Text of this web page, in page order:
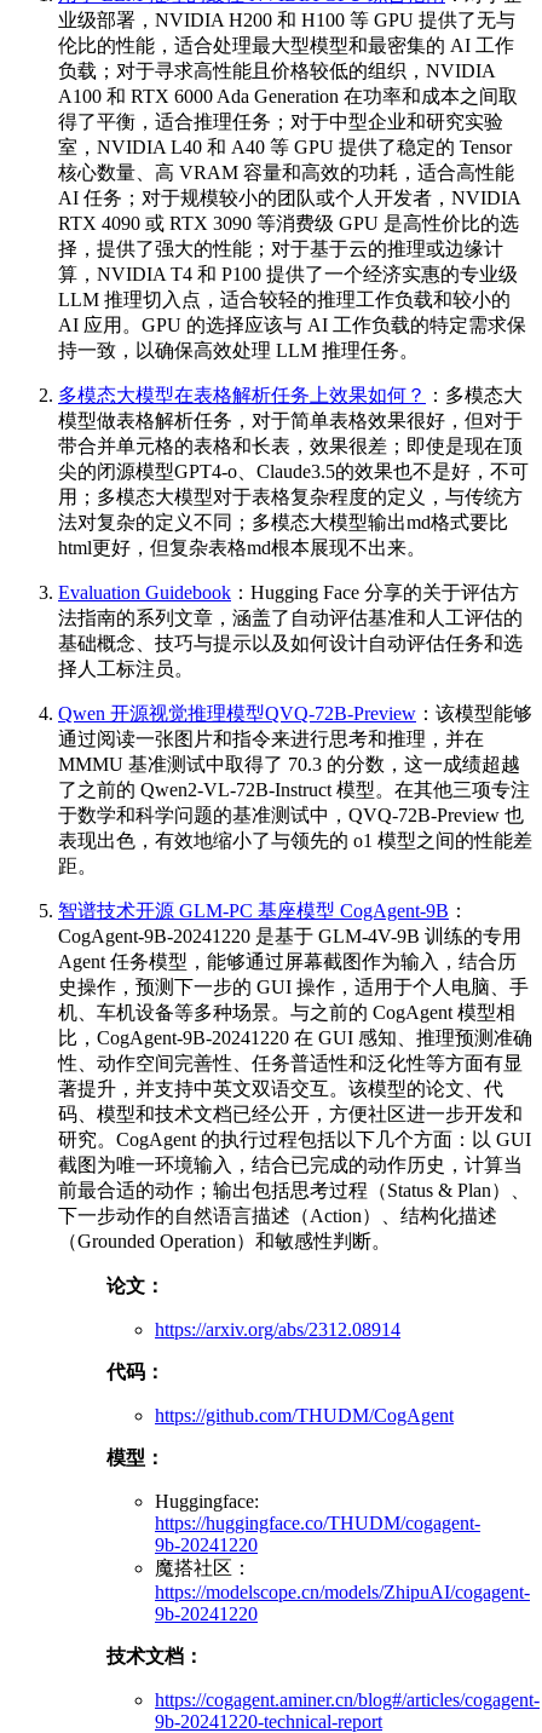
业级部署，NVIDIA H200 和 H100 等 GPU 提供了无与
伦比的性能，适合处理最大型模型和最密集的 AI 工作
负载；对于寻求高性能且价格较低的组织，NVIDIA
A100 和 RTX 6000 Ada Generation 在功率和成本之间取
得了平衡，适合推理任务；对于中型企业和研究实验
室，NVIDIA L40 和 A40 等 GPU 提供了稳定的 Tensor
核心数量、高 VRAM 容量和高效的功耗，适合高性能
AI 任务；对于规模较小的团队或个人开发者，NVIDIA
RTX 4090 或 RTX 3090 等消费级 GPU 是高性价比的选
择，提供了强大的性能；对于基于云的推理或边缘计
算，NVIDIA T4 和 P100 提供了一个经济实惠的专业级
LLM 推理切入点，适合较轻的推理工作负载和较小的
AI 应用。GPU 的选择应该与 AI 工作负载的特定需求保
持一致，以确保高效处理 LLM 推理任务。
多模态大模型在表格解析任务上效果如何？
：多模态大
模型做表格解析任务，对于简单表格效果很好，但对于
带合并单元格的表格和长表，效果很差；即使是现在顶
尖的闭源模型GPT4-o、Claude3.5的效果也不是好，不可
用；多模态大模型对于表格复杂程度的定义，与传统方
法对复杂的定义不同；多模态大模型输出md格式要比
html更好，但复杂表格md根本展现不出来。
Evaluation Guidebook ：Hugging Face 分享的关于评估方
法指南的系列文章，涵盖了自动评估基准和人工评估的
基础概念、技巧与提示以及如何设计自动评估任务和选
择人工标注员。
Qwen 开源视觉推理模型QVQ-72B-Preview ：该模型能够
通过阅读一张图片和指令来进行思考和推理，并在
MMMU 基准测试中取得了 70.3 的分数，这一成绩超越
了之前的 Qwen2-VL-72B-Instruct 模型。在其他三项专注
于数学和科学问题的基准测试中，QVQ-72B-Preview 也
表现出色，有效地缩小了与领先的 o1 模型之间的性能差
距。
智谱技术开源 GLM-PC 基座模型 CogAgent-9B ：
CogAgent-9B-20241220 是基于 GLM-4V-9B 训练的专用
Agent 任务模型，能够通过屏幕截图作为输入，结合历
史操作，预测下一步的 GUI 操作，适用于个人电脑、手
机、车机设备等多种场景。与之前的 CogAgent 模型相
比，CogAgent-9B-20241220 在 GUI 感知、推理预测准确
性、动作空间完善性、任务普适性和泛化性等方面有显
著提升，并支持中英文双语交互。该模型的论文、代
码、模型和技术文档已经公开，方便社区进一步开发和
研究。CogAgent 的执行过程包括以下几个方面：以 GUI
截图为唯一环境输入，结合已完成的动作历史，计算当
前最合适的动作；输出包括思考过程（Status & Plan）、
下一步动作的自然语言描述（Action）、结构化描述
（Grounded Operation）和敏感性判断。
论文：
https://arxiv.org/abs/2312.08914
代码：
https://github.com/THUDM/CogAgent
模型：
Huggingface:
https://huggingface.co/THUDM/cogagent-
9b-20241220
魔搭社区：
https://modelscope.cn/models/ZhipuAI/cogagent-
9b-20241220
技术文档：
https://cogagent.aminer.cn/blog#/articles/cogagent-
9b-20241220-technical-report